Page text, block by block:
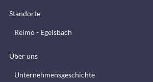
Standorte
Reimo - Egelsbach
Über uns
Unternehmensgeschichte